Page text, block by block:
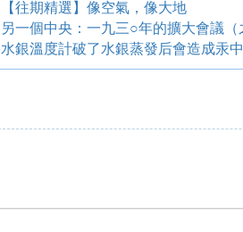
【往期精選】像空氣，像大地
另一個中央：一九三○年的擴大會議（
水銀溫度計破了水銀蒸發后會造成汞